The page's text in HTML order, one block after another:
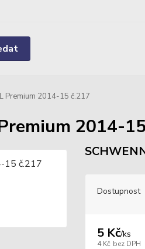
Premium 2014-15 č.217
2014-
Dostupnost
5 Kč/ks
4 Kč bez DPH